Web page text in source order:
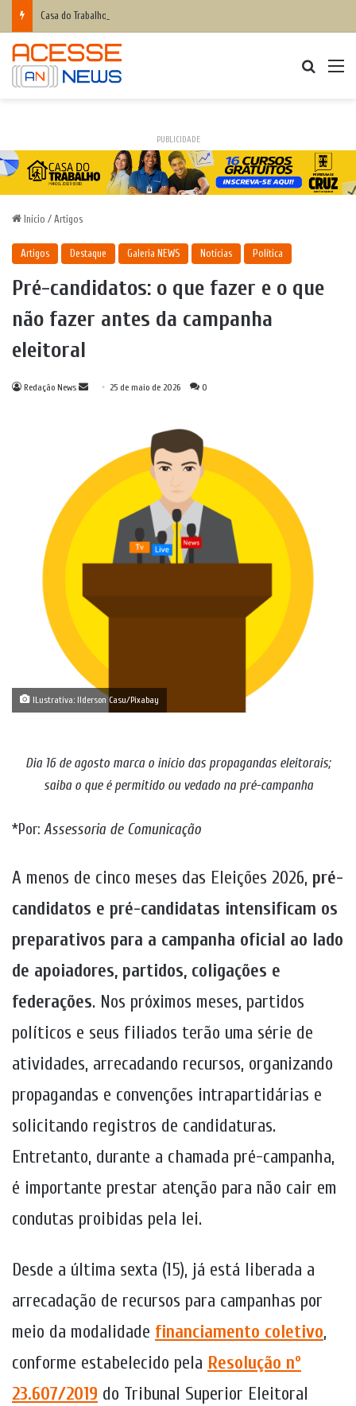
PUBLICIDADE
Início / Artigos
Artigos Destaque Galeria NEWS Notícias Política
Pré-candidatos: o que fazer e o que
não fazer antes da campanha
eleitoral
Redação News
Mande25 de maio de 2026 0
ILustrativa: Ilderson Casu/Pixabay
Dia 16 de agosto marca o início das propagandas eleitorais;
saiba o que é permitido ou vedado na pré-campanha
*Por: Assessoria de Comunicação
A menos de cinco meses das Eleições 2026, pré-
candidatos e pré-candidatas intensificam os
preparativos para a campanha oficial ao lado
de apoiadores, partidos, coligações e
federações. Nos próximos meses, partidos
políticos e seus filiados terão uma série de
atividades, arrecadando recursos, organizando
propagandas e convenções intrapartidárias e
solicitando registros de candidaturas.
Entretanto, durante a chamada pré-campanha,
é importante prestar atenção para não cair em
condutas proibidas pela lei.
Desde a última sexta (15), já está liberada a
arrecadação de recursos para campanhas por
meio da modalidade financiamento coletivo,
conforme estabelecido pela Resolução nº
23.607/2019 do Tribunal Superior Eleitoral